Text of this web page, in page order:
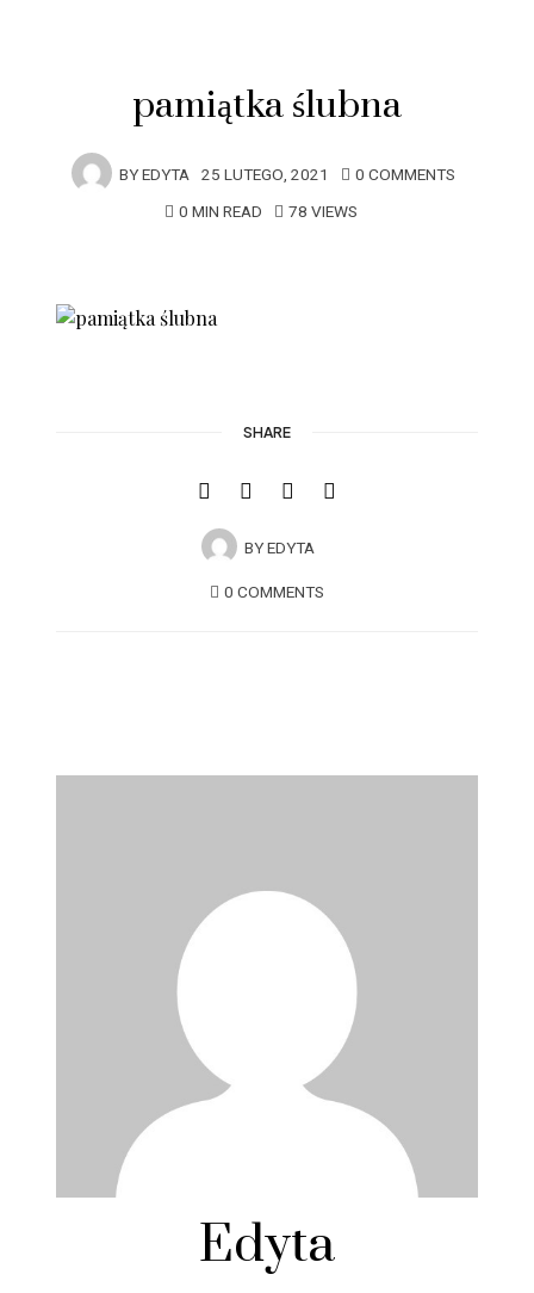
pamiątka ślubna
BYEDYTA 25 LUTEGO, 2021
0 COMMENTS
0 MIN READ
78 VIEWS
SHARE
BYEDYTA
0 COMMENTS
Edyta